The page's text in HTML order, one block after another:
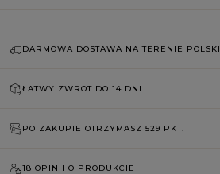
DARMOWA DOSTAWA NA TERENIE POLSKI
ŁATWY ZWROT DO 14 DNI
PO ZAKUPIE OTRZYMASZ 529 PKT.
18 OPINII O PRODUKCIE